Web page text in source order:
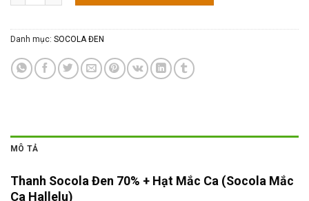
Danh mục: SOCOLA ĐEN
MÔ TẢ
Thanh Socola Đen 70% + Hạt Mắc Ca (Socola Mắc
Ca Hallelu)